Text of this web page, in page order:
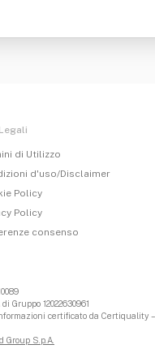
di Utilizzo
d'uso/Disclaimer
Policy
Policy
consenso
Gruppo 12022630961
certificato da Certiquality –
Group S.p.A.